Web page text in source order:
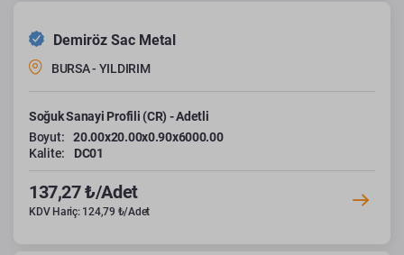
Demiröz Sac Metal
BURSA - YILDIRIM
Soğuk Sanayi Profili (CR) - Adetli
Boyut:
20.00x20.00x0.90x6000.00
Kalite:
DC01
137,27 ₺/Adet
KDV Hariç: 124,79 ₺/Adet